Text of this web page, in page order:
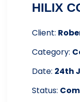
HILIX
Client:
Category:
Date: 24th
Status: